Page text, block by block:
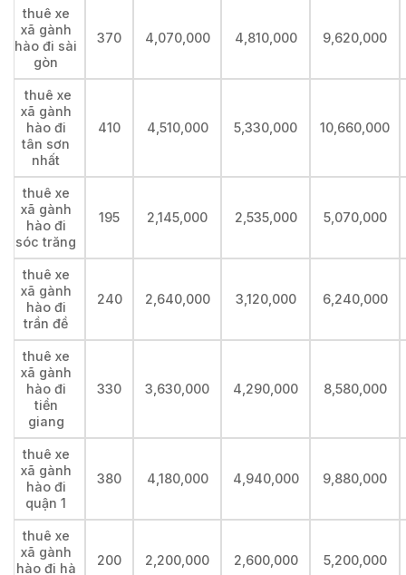
thuê xe
xã gành
hào đi sài
gòn
370 4,070,000 4,810,000 9,620,000
thuê xe
xã gành
hào đi
tân sơn
nhất
410 4,510,000 5,330,000 10,660,000
thuê xe
xã gành
hào đi
sóc trăng
195 2,145,000 2,535,000 5,070,000
thuê xe
xã gành
hào đi
trần đề
240 2,640,000 3,120,000 6,240,000
thuê xe
xã gành
hào đi
tiền
giang
330 3,630,000 4,290,000 8,580,000
thuê xe
xã gành
hào đi
quận 1
380 4,180,000 4,940,000 9,880,000
thuê xe
xã gành
hào đi hà
200 2,200,000 2,600,000 5,200,000